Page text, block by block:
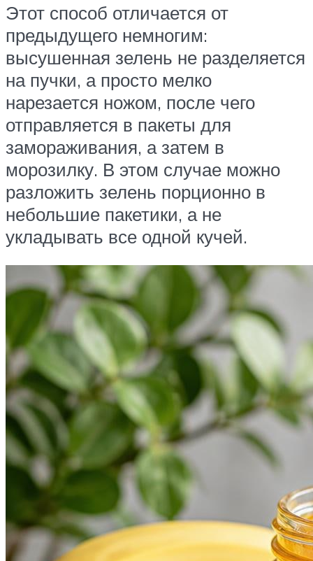
Этот способ отличается от
предыдущего немногим:
высушенная зелень не разделяется
на пучки, а просто мелко
нарезается ножом, после чего
отправляется в пакеты для
замораживания, а затем в
морозилку. В этом случае можно
разложить зелень порционно в
небольшие пакетики, а не
укладывать все одной кучей.